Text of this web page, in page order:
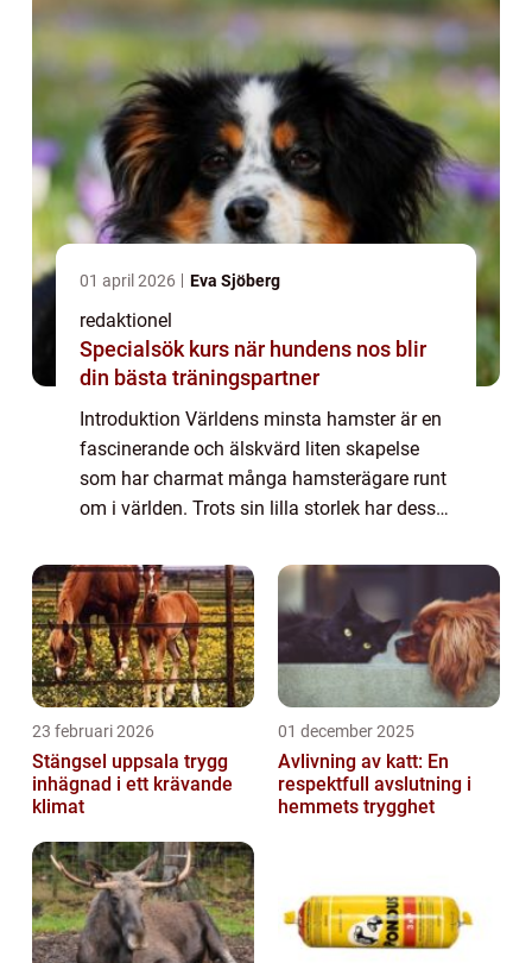
01 april 2026 Eva Sjöberg
redaktionel
Specialsök kurs när hundens nos blir
din bästa träningspartner
Introduktion Världens minsta hamster är en
fascinerande och älskvärd liten skapelse
som har charmat många hamsterägare runt
om i världen. Trots sin lilla storlek har dessa
personlighet, skönhet och unika egenskap...
23 februari 2026
Stängsel uppsala trygg
inhägnad i ett krävande
klimat
01 december 2025
Avlivning av katt: En
respektfull avslutning i
hemmets trygghet